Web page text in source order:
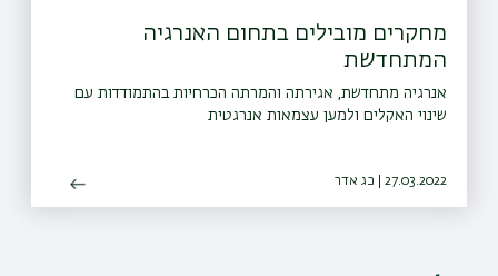
מחקרים מובילים בתחום האנרגיה
המתחדשת
אנרגיה מתחדשת, אגירתה והמרתה הכרחיות בהתמודדות עם
שינוי האקלים ולמען עצמאות אנרגטית
27.03.2022 | כג אדר